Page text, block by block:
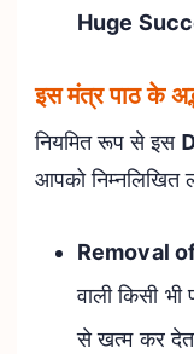
Huge
इस मंत्र पाठ के
नियमित रूप से इस
आपको निम्नलिखित
Removal
वाली किसी
से खत्म कर